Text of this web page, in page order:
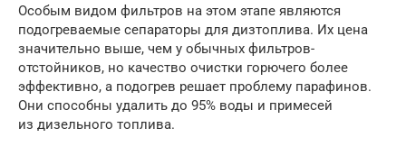
Особым видом фильтров на этом этапе являются
подогреваемые сепараторы для дизтоплива. Их цена
значительно выше, чем у обычных фильтров-
отстойников, но качество очистки горючего более
эффективно, а подогрев решает проблему парафинов.
Они способны удалить до 95% воды и примесей
из дизельного топлива.